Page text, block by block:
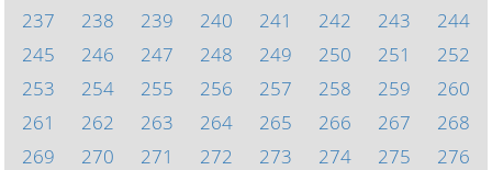
237
238 239 240 241 242 243
244
245
246 247 248 249 250 251
252
253
254 255 256 257 258 259
260
261
262 263 264 265 266 267
268
269
270 271 272 273 274 275
276